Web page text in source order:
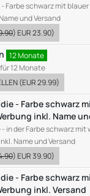
Farbe schwarz mit
und Versand
)EUR 23.90)
12 Monate
12 Monate
(EUR 29.99)
- Farbe schwarz
inkl. Name
- in der Farbe schwarz
Name und Versand
)EUR 39.90)
- Farbe schwarz
inkl. Versand